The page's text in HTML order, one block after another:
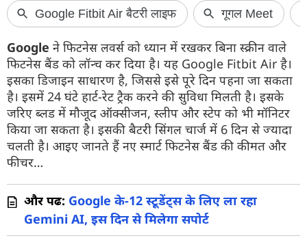
Google ने फिटनेस लवर्स को ध्यान में रखकर बिना स्क्रीन वाले
फिटनेस बैंड को लॉन्च कर दिया है। यह Google Fitbit Air है।
इसका डिजाइन साधारण है, जिससे इसे पूरे दिन पहना जा सकता
है। इसमें 24 घंटे हार्ट-रेट ट्रैक करने की सुविधा मिलती है। इसके
जरिए ब्लड में मौजूद ऑक्सीजन, स्लीप और स्टेप को भी मॉनिटर
किया जा सकता है। इसकी बैटरी सिंगल चार्ज में 6 दिन से ज्यादा
चलती है। आइए जानते हैं नए स्मार्ट फिटनेस बैंड की कीमत और
फीचर…
और पढें: Google के-12 स्टूडेंट्स के लिए ला रहा
Gemini AI, इस दिन से मिलेगा सपोर्ट